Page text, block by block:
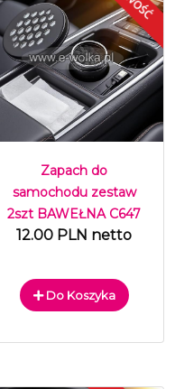
Zapach do
samochodu zestaw
2szt BAWEŁNA C647
12.00 PLN netto
Do Koszyka